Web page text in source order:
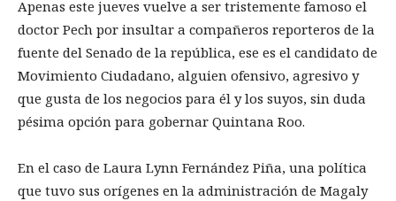
Apenas este jueves vuelve a ser tristemente famoso el
doctor Pech por insultar a compañeros reporteros de la
fuente del Senado de la república, ese es el candidato de
Movimiento Ciudadano, alguien ofensivo, agresivo y
que gusta de los negocios para él y los suyos, sin duda
pésima opción para gobernar Quintana Roo.
En el caso de Laura Lynn Fernández Piña, una política
que tuvo sus orígenes en la administración de Magaly